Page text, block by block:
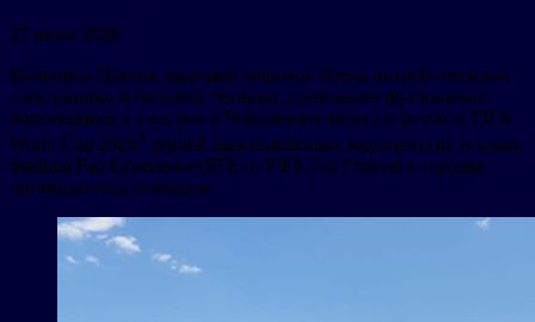
27 июня 2026
Компания Hisense, ведущий мировой бренд потребительской
электроники и бытовой техники, привлекает футбольных
болельщиков к участию в Чемпионате мира по футболу FIFA
World Cup 2026T серией захватывающих мероприятий в зонах
Stadium Fan Experience (SFE) и FIFA Fan Festival в городах-
организаторах турниров.